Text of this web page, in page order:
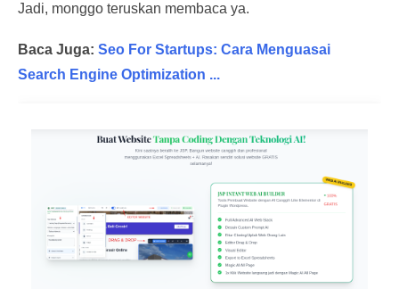
Jadi, monggo teruskan membaca ya.
Baca Juga: Seo For Startups: Cara Menguasai
Search Engine Optimization ...